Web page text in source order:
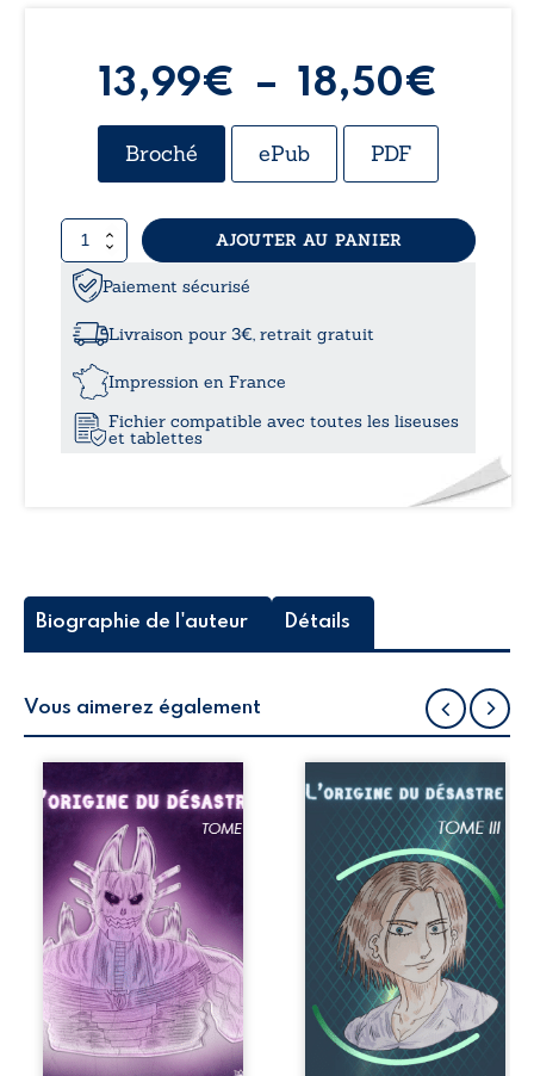
13,99€ – 18,50€
de
Broché ePub PDF
quantité
de
L’origine
désastre
Tome
AJOUTER AU PANIER
Paiement sécurisé
Livraison pour 3€, retrait gratuit
Impression en France
Fichier compatible avec toutes les liseuses
et tablettes
Biographie de l'auteur Détails
Vous aimerez également
Nos jeunes héros
sont confrontés à
de terribles
souvenirs qui les
tourmentent. Ils se
lancent dans une
quête pour
découvrir les
indices qui
éclaireront les
mystères d’un
passé
traumatique qui
hante les
survivants. Pour
Prescrits sur la
continuité d’une
piste au cours
d’une visite dans
un grand
environnement
verdoyant,
quelques vérités
vont s’approcher
de nos
protagonistes. Dès
lors, ils feront une
découverte plus
qu’improbable...